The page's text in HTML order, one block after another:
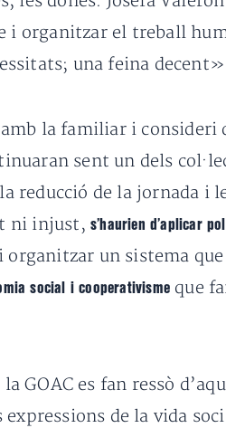
i organitzar el treball
una feina
la familiar i consideri
sent un dels
reducció de la jornada i
ni injust,s’haurien d’aplicar
un sistema
social i cooperativisme que
la GOAC es fan ressò
de la vida